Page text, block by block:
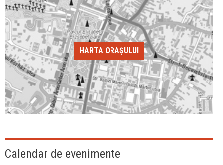
HARTA ORAȘULUI
Calendar de evenimente